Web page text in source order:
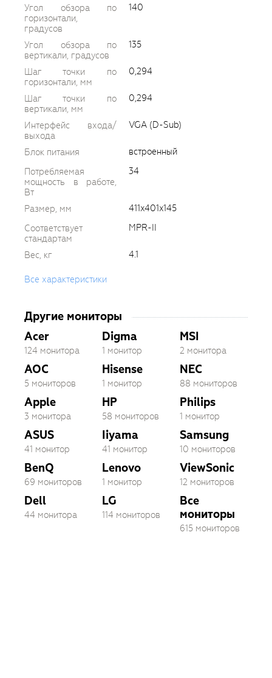
Угол обзора по
горизонтали,
градусов
140
Угол обзора по
вертикали, градусов
135
Шаг точки по
горизонтали, мм
0,294
Шаг точки по
вертикали, мм
0,294
Интерфейс входа/
выхода
VGA (D-Sub)
Блок питания
встроенный
Потребляемая
мощность в работе,
Вт
34
Размер, мм
411x401x145
Соответствует
стандартам
MPR-II
Вес, кг 4.1
Все характеристики
Другие мониторы
Acer
124 монитора
AOC
5 мониторов
Apple
3 монитора
ASUS
41 монитор
BenQ
69 мониторов
Dell
44 монитора
Digma
1 монитор
Hisense
1 монитор
HP
58 мониторов
Iiyama
41 монитор
Lenovo
1 монитор
LG
114 мониторов
MSI
2 монитора
NEC
88 мониторов
Philips
1 монитор
Samsung
10 мониторов
ViewSonic
12 мониторов
Все
мониторы
615 мониторов